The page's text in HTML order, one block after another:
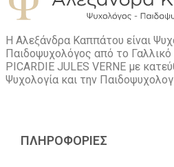
Η Αλεξάνδρα Καππάτου είναι
Παιδοψυχολόγος από το Γαλλικό
PICARDIE JULES VERNE με
Ψυχολογία και την
ΠΛΗΡΟΦΟΡΙΕΣ